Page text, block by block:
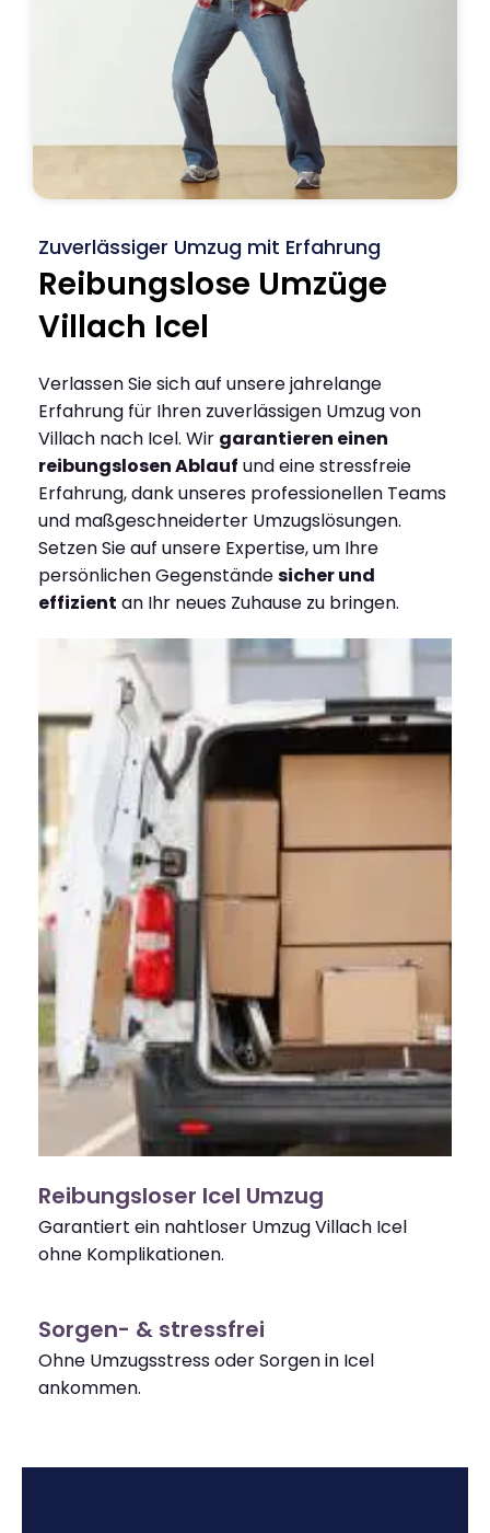
Zuverlässiger Umzug mit Erfahrung
Reibungslose Umzüge
Villach Icel
Verlassen Sie sich auf unsere jahrelange
Erfahrung für Ihren zuverlässigen Umzug von
Villach nach Icel. Wir garantieren einen
reibungslosen Ablauf und eine stressfreie
Erfahrung, dank unseres professionellen Teams
und maßgeschneiderter Umzugslösungen.
Setzen Sie auf unsere Expertise, um Ihre
persönlichen Gegenständesicher und
effizient an Ihr neues Zuhause zu bringen.
Reibungsloser Icel Umzug
Garantiert ein nahtloser Umzug Villach Icel
ohne Komplikationen.
Sorgen- & stressfrei
Ohne Umzugsstress oder Sorgen in Icel
ankommen.